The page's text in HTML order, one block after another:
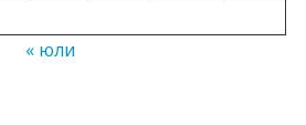
« юли